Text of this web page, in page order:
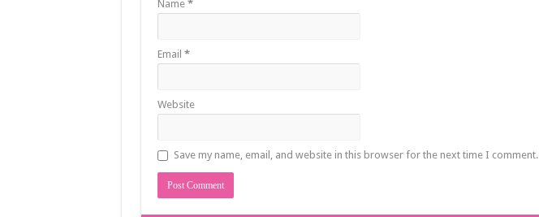
Name *
Email *
Website
Save my name, email, and website in this browser for the next time I comment.